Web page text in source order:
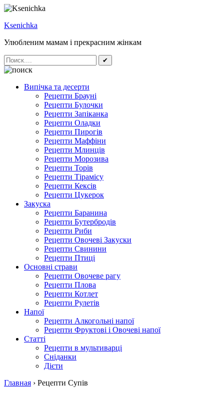
Ksenichka
Улюбленим мамам і прекрасним жінкам
✔
Випічка та десерти
Рецепти Брауні
Рецепти Булочки
Рецепти Запіканка
Рецепти Оладки
Рецепти Пирогів
Рецепти Маффіни
Рецепти Млинців
Рецепти Морозива
Рецепти Торів
Рецепти Тірамісу
Рецепти Кексів
Рецепти Цукерок
Закуска
Рецепти Баранина
Рецепти Бутербродів
Рецепти Риби
Рецепти Овочеві Закуски
Рецепти Свинини
Рецепти Птиці
Основні страви
Рецепти Овочеве рагу
Рецепти Плова
Рецепти Котлет
Рецепти Рулетів
Напої
Рецепти Алкогольні напої
Рецепти Фруктові і Овочеві напої
Статті
Рецепти в мультиварці
Сніданки
Дієти
Главная › Рецепти Супів